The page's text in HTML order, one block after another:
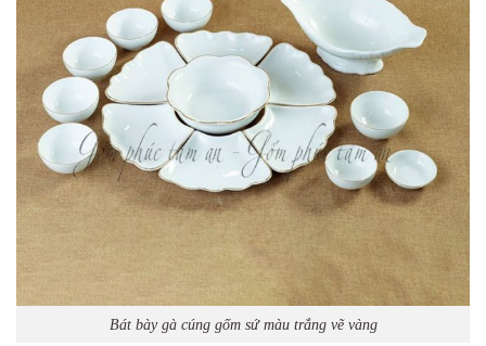
Bát bày gà cúng gốm sứ màu trắng vẽ vàng